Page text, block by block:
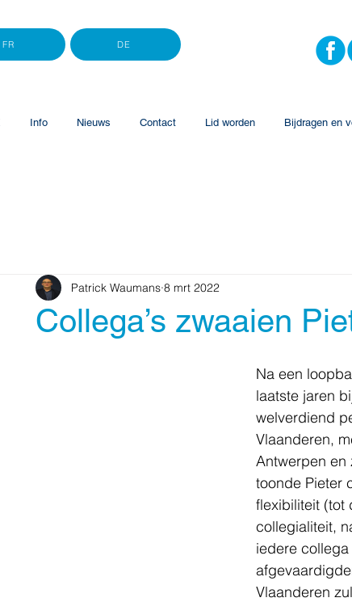
FR DE
Info Nieuws Contact Lid worden Bijdragen en
Collega’s zwaaien
Patrick Waumans 8 mrt 2022
Na een
laatste jaren
welverdiend
Vlaanderen,
Antwerpen en
toonde Pieter
flexibiliteit (tot
collegialiteit,
iedere
Vlaanderen